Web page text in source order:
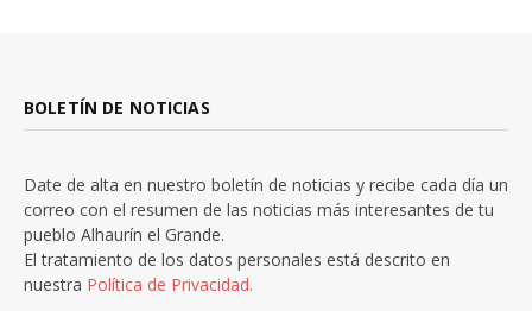
BOLETÍN DE NOTICIAS
Date de alta en nuestro boletín de noticias y recibe cada día un
correo con el resumen de las noticias más interesantes de tu
pueblo Alhaurín el Grande.
El tratamiento de los datos personales está descrito en
nuestra Política de Privacidad.